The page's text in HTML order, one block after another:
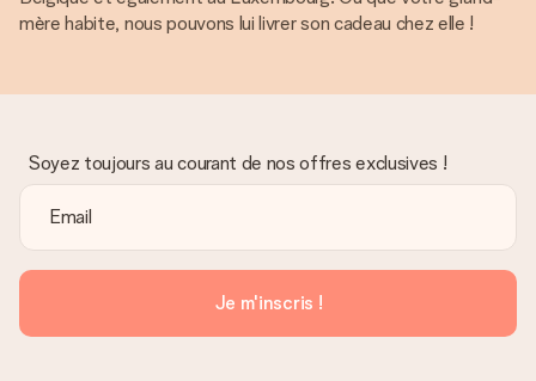
mère habite, nous pouvons lui livrer son cadeau chez elle !
Soyez toujours au courant de nos offres exclusives !
Je m'inscris !